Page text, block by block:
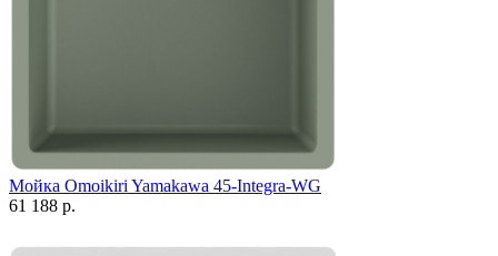
Мойка Omoikiri Yamakawa 45-Integra-WG
61 188 р.